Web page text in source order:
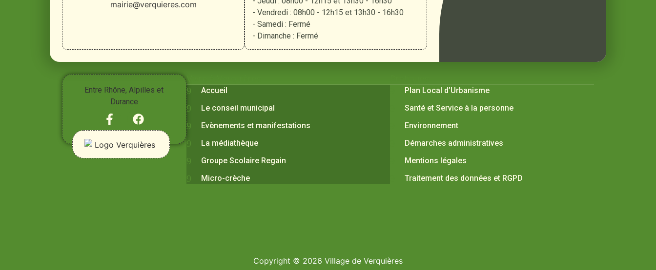
mairie@verquieres.com
- Vendredi : 08h00 - 12h15 et 13h30 - 16h30
- Samedi : Fermé
- Dimanche : Fermé
Entre Rhône, Alpilles et
Durance
Vivre à Verquières
Accueil
Le conseil municipal
Evènements et manifestations
La médiathèque
Groupe Scolaire Regain
Micro-crèche
Plan Local d’Urbanisme
Santé et Service à la personne
Environnement
Démarches administratives
Mentions légales
Traitement des données et RGPD
Copyright © 2026 Village de Verquières